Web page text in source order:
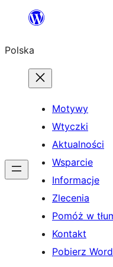
Przejdź
treści
Polska
Motywy
Wtyczki
Aktualności
Wsparcie
Informacje
Zlecenia
Pomóż w
Kontakt
Pobierz